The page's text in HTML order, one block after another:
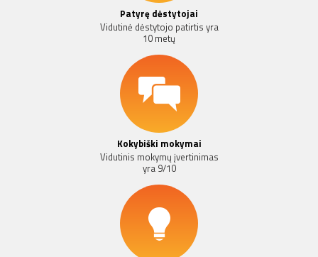
Patyrę dėstytojai
Vidutinė dėstytojo patirtis yra
10 metų
Kokybiški mokymai
Vidutinis mokymų įvertinimas
yra 9/10